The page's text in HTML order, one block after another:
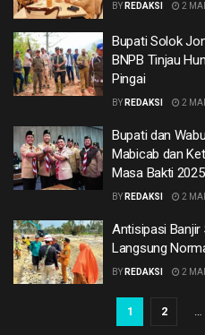
BY REDAKSI 2
Bupati Solok
BNPB Tinjau
Pingai
BY REDAKSI 2
Bupati dan
Mabicab dan
Masa Bakti
BY REDAKSI 2
Antisipasi Banjir
Langsung
BY REDAKSI 2
1 2 …